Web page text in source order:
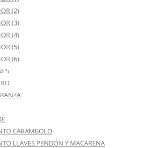
(2)
(3)
(4)
(5)
(6)
CARAMBOLO
LLAVES PENDÓN Y MACARENA